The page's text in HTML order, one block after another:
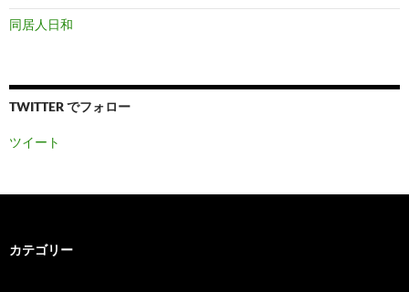
同居人日和
TWITTER でフォロー
ツイート
カテゴリー